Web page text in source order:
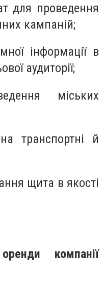
для проведення
кампаній;
інформації в
аудиторії;
міських
транспортні й
щита в якості
компанії